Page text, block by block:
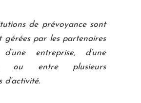
de prévoyance sont
gérées par les partenaires
d’une entreprise, d’une
ou entre plusieurs
d’activité.